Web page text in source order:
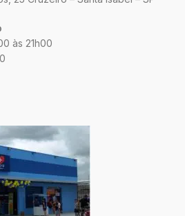
às 21h00